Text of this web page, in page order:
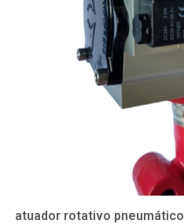
atuador rotativo pneumático